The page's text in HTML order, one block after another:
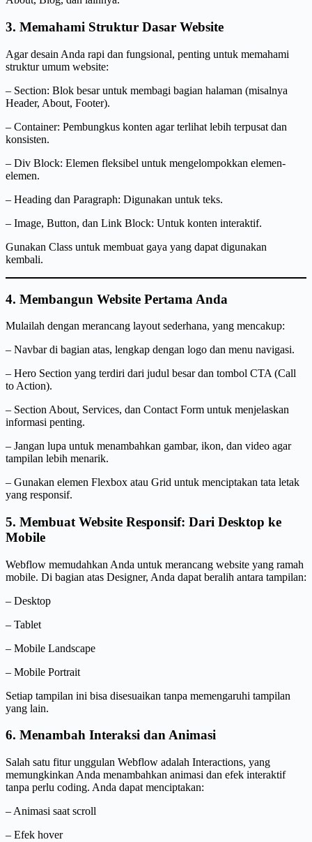
3. Memahami Struktur Dasar Website
Agar desain Anda rapi dan fungsional, penting untuk memahami
struktur umum website:
– Section: Blok besar untuk membagi bagian halaman (misalnya
Header, About, Footer).
– Container: Pembungkus konten agar terlihat lebih terpusat dan
konsisten.
– Div Block: Elemen fleksibel untuk mengelompokkan elemen-
elemen.
– Heading dan Paragraph: Digunakan untuk teks.
– Image, Button, dan Link Block: Untuk konten interaktif.
Gunakan Class untuk membuat gaya yang dapat digunakan
kembali.
4. Membangun Website Pertama Anda
Mulailah dengan merancang layout sederhana, yang mencakup:
– Navbar di bagian atas, lengkap dengan logo dan menu navigasi.
– Hero Section yang terdiri dari judul besar dan tombol CTA (Call
to Action).
– Section About, Services, dan Contact Form untuk menjelaskan
informasi penting.
– Jangan lupa untuk menambahkan gambar, ikon, dan video agar
tampilan lebih menarik.
– Gunakan elemen Flexbox atau Grid untuk menciptakan tata letak
yang responsif.
5. Membuat Website Responsif: Dari Desktop ke
Mobile
Webflow memudahkan Anda untuk merancang website yang ramah
mobile. Di bagian atas Designer, Anda dapat beralih antara tampilan:
– Desktop
– Tablet
– Mobile Landscape
– Mobile Portrait
Setiap tampilan ini bisa disesuaikan tanpa memengaruhi tampilan
yang lain.
6. Menambah Interaksi dan Animasi
Salah satu fitur unggulan Webflow adalah Interactions, yang
memungkinkan Anda menambahkan animasi dan efek interaktif
tanpa perlu coding. Anda dapat menciptakan:
– Animasi saat scroll
– Efek hover